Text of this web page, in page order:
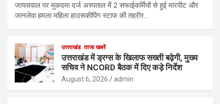
जायसवाल पर मुकदमा दर्ज अस्पताल में 2 सफाईकर्मियों से हुई मारपीट और
जानलेवा हमला महिला हाउसकीपिंग स्टाफ की तहरीर…
उत्तराखंड ताजा खबरें
उत्तराखंड में ड्रग्स के खिलाफ सख्ती बढ़ेगी, मुख्य
सचिव ने NCORD बैठक में दिए कड़े निर्देश
August 6, 2026 admin